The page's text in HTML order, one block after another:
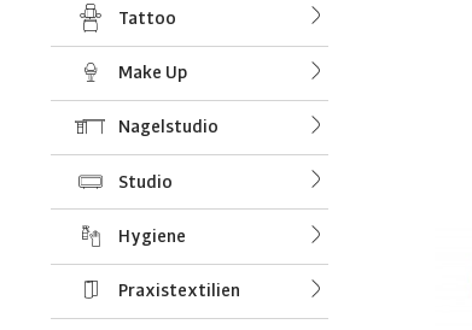
Tattoo
Make Up
Nagelstudio
Studio
Hygiene
Praxistextilien